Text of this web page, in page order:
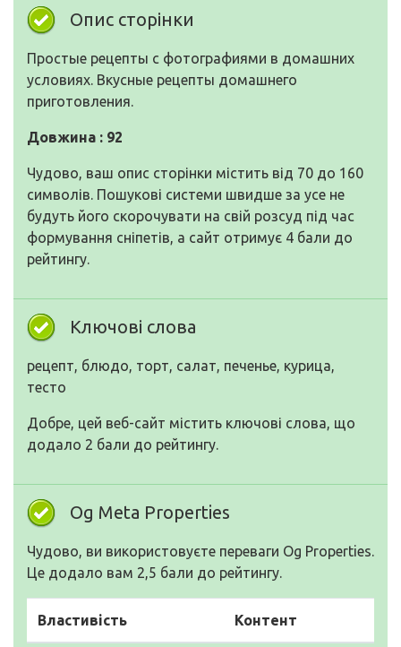
Опис сторінки
Простые рецепты с фотографиями в домашних
условиях. Вкусные рецепты домашнего
приготовления.
Довжина : 92
Чудово, ваш опис сторінки містить від 70 до 160
символів. Пошукові системи швидше за усе не
будуть його скорочувати на свій розсуд під час
формування сніпетів, а сайт отримує 4 бали до
рейтингу.
Ключові слова
рецепт, блюдо, торт, салат, печенье, курица,
тесто
Добре, цей веб-сайт містить ключові слова, що
додало 2 бали до рейтингу.
Og Meta Properties
Чудово, ви використовуєте переваги Og Properties.
Це додало вам 2,5 бали до рейтингу.
Властивість Контент